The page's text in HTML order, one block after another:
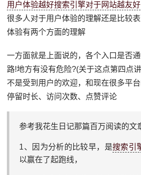
用户体验越好搜索引擎对于网站越友好
很多人对于用户体验的理解还是比较
体验有两个方面的理解
一方面就是上面说的，各个入口是否
路!地方有没有危险?(关于这点第四点
不是受到用户的欢迎，和现在很多平台
停留时长、访问次数、点赞评论
参考我花生日记那篇百万阅读的文
1、因为分析的比较早，是搜索引
以赢在了起跑线，